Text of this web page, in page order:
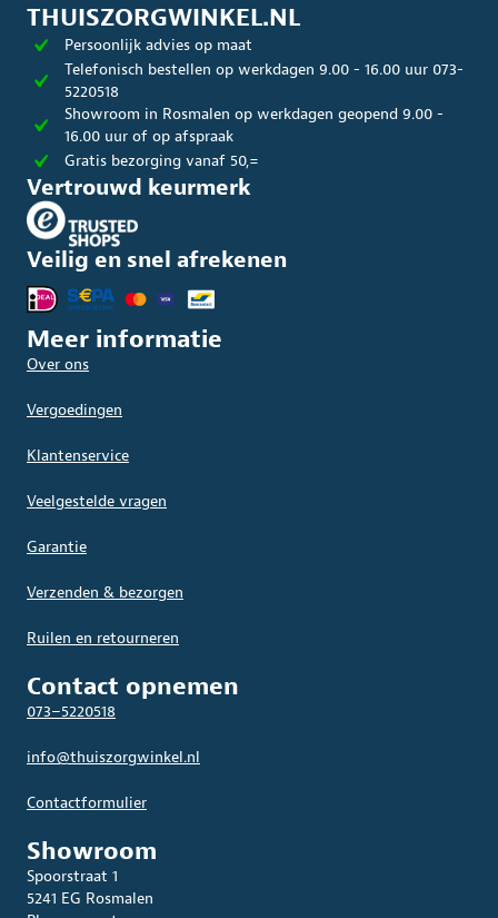
THUISZORGWINKEL.NL
Persoonlijk advies op maat
Telefonisch bestellen op werkdagen 9.00 - 16.00 uur 073-
5220518
Showroom in Rosmalen op werkdagen geopend 9.00 -
16.00 uur of op afspraak
Gratis bezorging vanaf 50,=
Vertrouwd keurmerk
Veilig en snel afrekenen
Meer informatie
Over ons
Vergoedingen
Klantenservice
Veelgestelde vragen
Garantie
Verzenden & bezorgen
Ruilen en retourneren
Contact opnemen
073–5220518
info@thuiszorgwinkel.nl
Contactformulier
Showroom
Spoorstraat 1
5241 EG Rosmalen